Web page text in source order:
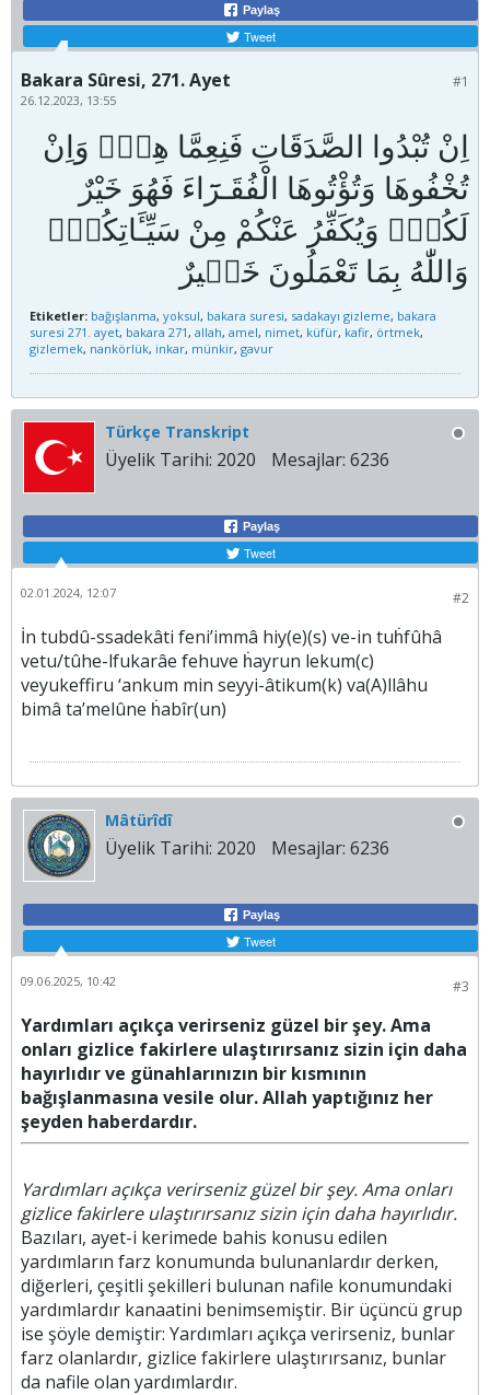
Paylaş
Tweet
#1
Bakara Sûresi, 271. Ayet
26.12.2023, 13:55
اِنْ تُبْدُوا الصَّدَقَاتِ فَنِعِمَّا هِيَۚ وَاِنْ
تُخْفُوهَا وَتُؤْتُوهَا الْفُقَـرَٓاءَ فَهُوَ خَيْرٌ
لَكُمْۜ وَيُكَفِّرُ عَنْكُمْ مِنْ سَيِّـَٔاتِكُمْۜ
Etiketler: bağışlanma, yoksul, bakara suresi, sadakayı gizleme, bakara
suresi 271. ayet, bakara 271, allah, amel, nimet, küfür, kafir, örtmek,
gizlemek, nankörlük, inkar, münkir, gavur
Türkçe Transkript
Üyelik Tarihi: 2020 Mesajlar: 6236
Paylaş
Tweet
#2
02.01.2024, 12:07
İn tubdû-ssadekâti feni’immâ hiy(e)(s) ve-in tuḣfûhâ
vetu/tûhe-lfukarâe fehuve ḣayrun lekum(c)
veyukeffiru ‘ankum min seyyi-âtikum(k) va(A)llâhu
bimâ ta’melûne ḣabîr(un)
Mâtürîdî
Üyelik Tarihi: 2020 Mesajlar: 6236
Paylaş
Tweet
#3
09.06.2025, 10:42
Yardımları açıkça verirseniz güzel bir şey. Ama
onları gizlice fakirlere ulaştırırsanız sizin için daha
hayırlıdır ve günahlarınızın bir kısmının
bağışlanmasına vesile olur. Allah yaptığınız her
şeyden haberdardır.
Yardımları açıkça verirseniz güzel bir şey. Ama onları
gizlice fakirlere ulaştırırsanız sizin için daha hayırlıdır.
Bazıları, ayet-i kerimede bahis konusu edilen
yardımların farz konumunda bulunanlardır derken,
diğerleri, çeşitli şekilleri bulunan nafile konumundaki
yardımlardır kanaatini benimsemiştir. Bir üçüncü grup
ise şöyle demiştir: Yardımları açıkça verirseniz, bunlar
farz olanlardır, gizlice fakirlere ulaştırırsanız, bunlar
da nafile olan yardımlardır.